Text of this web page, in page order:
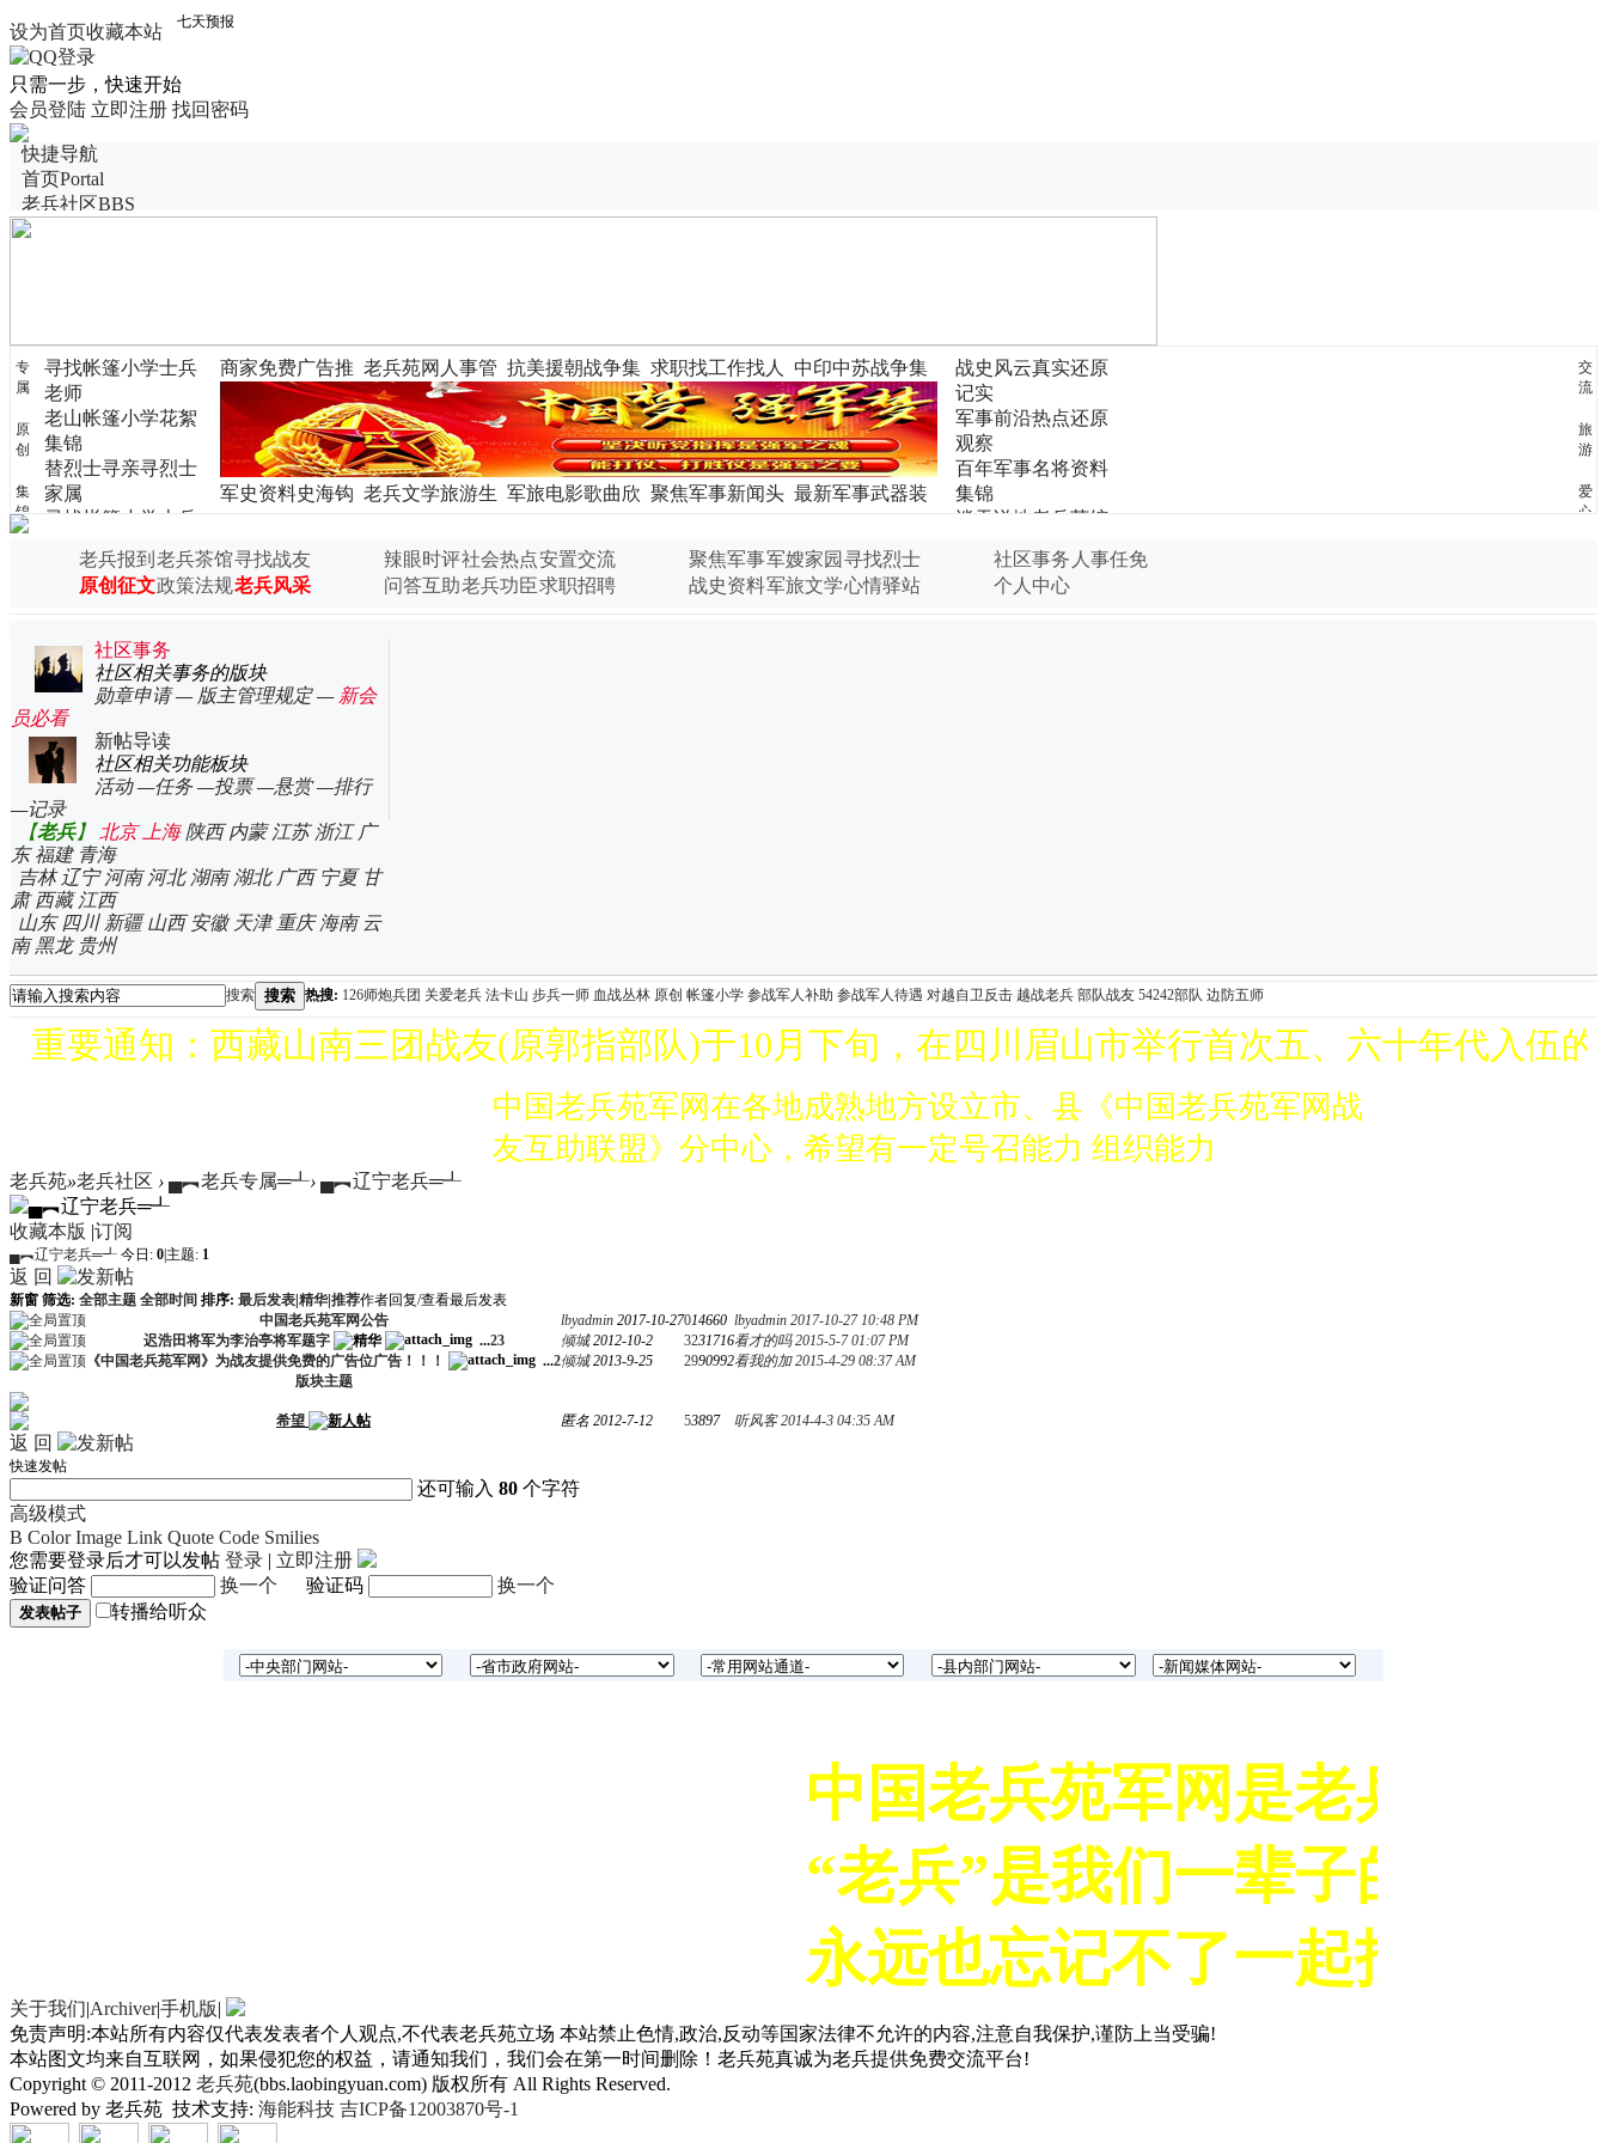
设为首页收藏本站
只需一步，快速开始
会员登陆 立即注册 找回密码
快捷导航
首页Portal
老兵社区BBS
老兵博客
选择军衔
语音房间
图片投票
老兵圈子Group
专
属
原
创
集
锦
寻找帐篷小学士兵
老师
老山帐篷小学花絮
集锦
替烈士寻亲寻烈士
家属
寻找帐篷小学士兵
中越战争真实录像
集锦
中越战争纪念文章
集锦
商家免费广告推 老兵苑网人事管
理
抗美援朝战争集
锦
求职找工作找人
才
中印中苏战争集
锦
军史资料史海钩
沉
老兵文学旅游生
活
军旅电影歌曲欣
赏
聚焦军事新闻头
条
最新军事武器装
备
交
流
旅
游
爱
心
战史风云真实还原
记实
军事前沿热点还原
观察
百年军事名将资料
集锦
谈天说地老兵茶馆
中国老兵苑爱心活
中国老兵苑网爱心
老兵报到 老兵茶馆寻找战友
原创征文政策法规老兵风采
辣眼时评社会热点安置交流
问答互助老兵功臣求职招聘
聚焦军事军嫂家园 寻找烈士
战史资料军旅文学心情驿站
社区事务 人事任免
个人中心
社区事务
社区相关事务的版块
勋章申请— 版主管理规定— 新会
员必看
新帖导读
社区相关功能板块
活动—任务—投票—悬赏—排行
—记录
【老兵】 北京 上海 陕西 内蒙 江苏 浙江 广
东 福建 青海
吉林 辽宁 河南 河北 湖南 湖北 广西 宁夏 甘
肃 西藏 江西
山东 四川 新疆 山西 安徽 天津 重庆 海南 云
南 黑龙 贵州
搜索 搜索 热搜: 126师炮兵团 关爱老兵 法卡山 步兵一师 血战丛林 原创 帐篷小学 参战军人补助 参战军人待遇 对越自卫反击 越战老兵 部队战友 54242部队 边防五师
重要通知：西藏山南三团战友(原郭指部队)于10月下旬，在四川眉山市举行首次五、六十年代入伍
中国老兵苑军网在各地成熟地方设立市、县《中国老兵苑军网战
友互助联盟》分中心，希望有一定号召能力 组织能力
有意筹备分中心的军旅企业家速与中国老兵苑军网创始人鲁燕联
系。电话13039133737。
友互助联盟》分中心，希望有一定号召能力 组织能力
经济实力 品德高尚愿意为战友服务，有意筹备分中心的军旅企
有意筹备分中心的军旅企业家速与中国老兵苑军网创始人鲁燕联
中国老兵苑军网在各地成熟地方设立市、县《中国老兵苑军网战
经济实力 品德高尚愿意为战友服务，有意筹备分中心的军旅企
业家速与中国老兵苑军网创始人鲁燕联系。电话13039133737。
有意筹备分中心的军旅企业家速与中国老兵苑军网创始人鲁燕联
中国老兵苑军网在各地成熟地方设立市、县《中国老兵苑军网战
经济实力 品德高尚愿意为战友服务，有意筹备分中心的军旅企
业家速与中国老兵苑军网创始人鲁燕联系。电话13039133737。
老兵苑»老兵社区 › ▄︻老兵专属═┹› ▄︻辽宁老兵═┹
收藏本版 |订阅
▄︻辽宁老兵═┹ 今日: 0 主题: 1
返 回
新窗 筛选: 全部主题 全部时间 排序: 最后发表 精华 推荐作者回复/查看最后发表
中国老兵苑军网公告
lbyadmin 2017-10-27014660 lbyadmin 2017-10-27 10:48 PM
迟浩田将军为李治亭将军题字
...23 倾城 2012-10-2 3231716看才的吗 2015-5-7 01:07 PM
《中国老兵苑军网》为战友提供免费的广告位广告！！！
...2倾城 2013-9-25 2990992看我的加 2015-4-29 08:37 AM
版块主题
希望 匿名 2012-7-12 53897 听风客 2014-4-3 04:35 AM
返 回
快速发帖
还可输入80 个字符
高级模式
B Color Image Link Quote Code Smilies
您需要登录后才可以发帖 登录 | 立即注册
验证问答
换一个 验证码 换一个
发表帖子 转播给听众
中国老兵苑军网是老兵的网上
“老兵”是我们一辈子的身份名
永远也忘记不了一起扛过枪的
关于我们|Archiver|手机版|
免责声明:本站所有内容仅代表发表者个人观点,不代表老兵苑立场 本站禁止色情,政治,反动等国家法律不允许的内容,注意自我保护,谨防上当受骗!
本站图文均来自互联网，如果侵犯您的权益，请通知我们，我们会在第一时间删除！老兵苑真诚为老兵提供免费交流平台!
Copyright © 2011-2012 老兵苑(bbs.laobingyuan.com) 版权所有 All Rights Reserved.
Powered by 老兵苑 技术支持: 海能科技 吉ICP备12003870号-1